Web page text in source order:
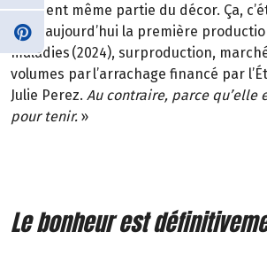
faisaient même partie du décor. Ça,
C’est aujourd’hui la première
maladies (2024), surproduction,
volumes parl’arrachage financé par
Julie Perez. Au contraire, parce
pour tenir. »
Le bonheur est